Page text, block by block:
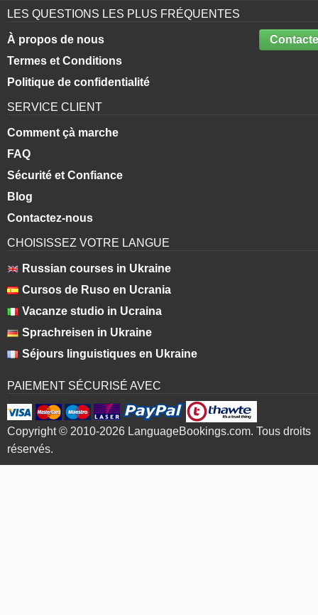
LES QUESTIONS LES PLUS FRÉQUENTES
À propos de nous
Termes et Conditions
Politique de confidentialité
SERVICE CLIENT
Comment çà marche
FAQ
Sécurité et Confiance
Blog
Contactez-nous
CHOISISSEZ VOTRE LANGUE
Russian courses in Ukraine
Cursos de Ruso en Ucrania
Vacanze studio in Ucraina
Sprachreisen in Ukraine
Séjours linguistiques en Ukraine
PAIEMENT SÉCURISÉ AVEC
Copyright © 2010-2026 LanguageBookings.com. Tous droits
réservés.